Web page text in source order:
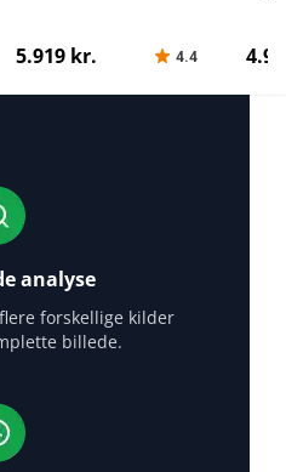
5.919 kr. 4.4
analyse
forskellige kilder
billede.